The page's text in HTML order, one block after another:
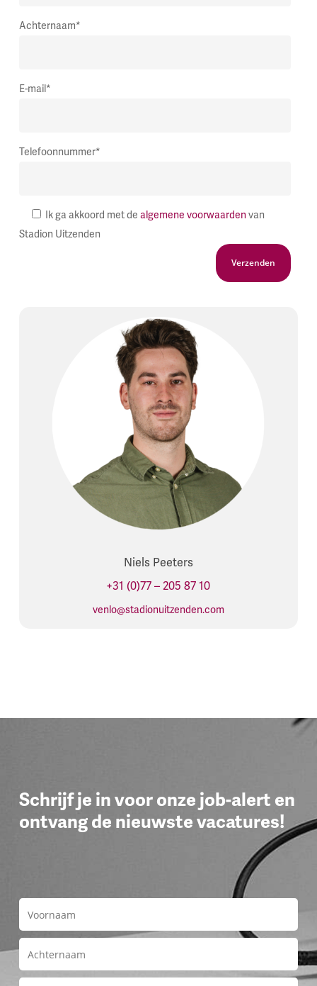
Achternaam*
E-mail*
Telefoonnummer*
Ik ga akkoord met de algemene voorwaardenvan
Stadion Uitzenden
Niels Peeters
+31 (0)77 – 205 87 10
venlo@stadionuitzenden.com
Schrijf je in voor onze job-alert en
ontvang de nieuwste vacatures!